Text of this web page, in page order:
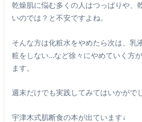
乾燥肌に悩む多くの人はつっぱりや、
いのでは？と不安ですよね。
そんな方は化粧水をやめたら次は、乳
粧をしない…など徐々にやめていく方
ます。
週末だけでも実践してみてはいかがで
宇津木式肌断食の本が出ています↓